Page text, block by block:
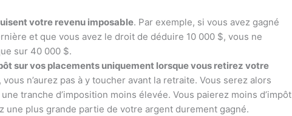
votre revenu imposable. Par exemple, si vous avez gagné
et que vous avez le droit de déduire 10 000 $, vous ne
sur 40 000 $.
sur vos placements uniquement lorsque vous retirez votre
vous n’aurez pas à y toucher avant la retraite. Vous serez alors
tranche d’imposition moins élevée. Vous paierez moins d’impôt
une plus grande partie de votre argent durement gagné.